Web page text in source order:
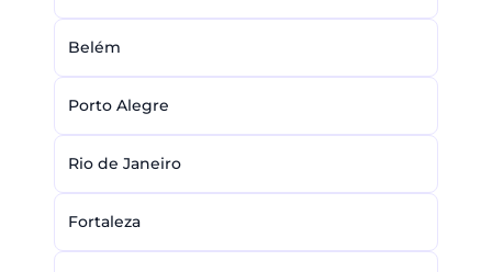
Belém
Porto Alegre
Rio de Janeiro
Fortaleza